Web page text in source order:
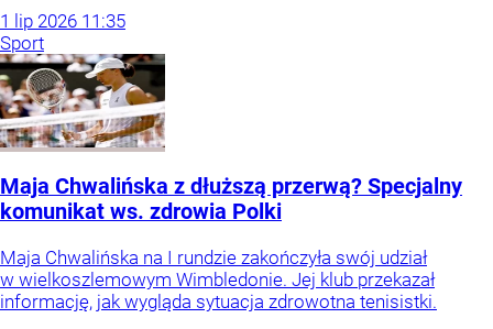
1 lip 2026 11:35
Sport
Maja Chwalińska z dłuższą przerwą? Specjalny
komunikat ws. zdrowia Polki
Maja Chwalińska na I rundzie zakończyła swój udział
w wielkoszlemowym Wimbledonie. Jej klub przekazał
informację, jak wygląda sytuacja zdrowotna tenisistki.